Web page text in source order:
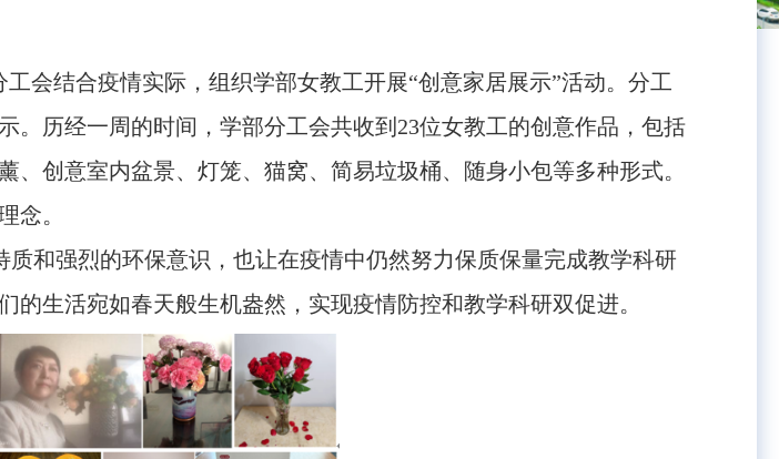
会结合疫情实际，组织学部女教工开展“创意家居展示”活动。分工
。历经一周的时间，学部分工会共收到 23位女教工的创意作品，包括
创意室内盆景、灯笼、猫窝、简易垃圾桶、随身小包等多种形式。
念。
和强烈的环保意识，也让在疫情中仍然努力保质保量完成教学科研
生活宛如春天般生机盎然，实现疫情防控和教学科研双促进。